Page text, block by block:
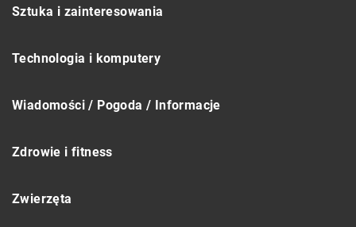
Sztuka i zainteresowania
Technologia i komputery
Wiadomości / Pogoda / Informacje
Zdrowie i fitness
Zwierzęta